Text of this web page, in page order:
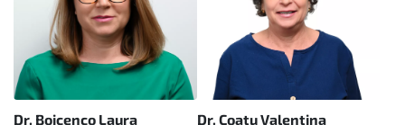
Dr. Boicenco Laura Dr. Coatu Valentina